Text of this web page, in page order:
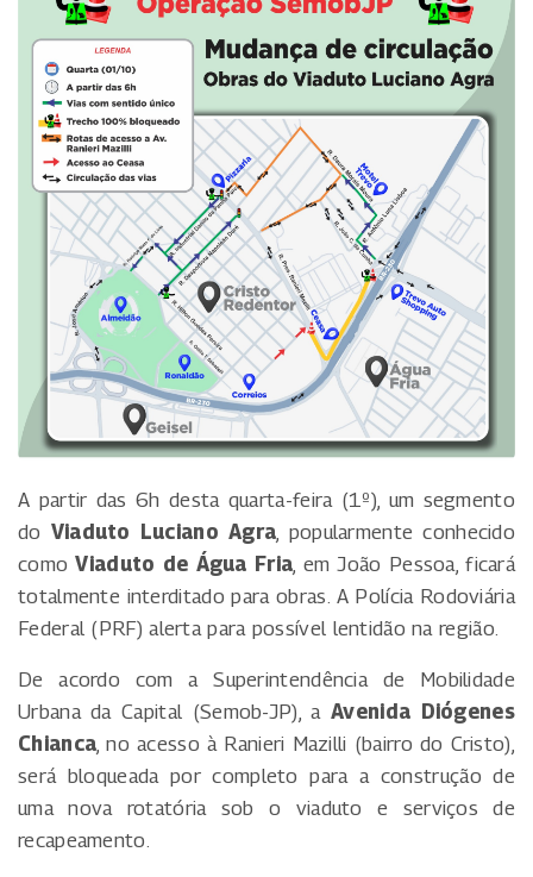
A partir das 6h desta quarta-feira (1º), um segmento
do Viaduto Luciano Agra , popularmente conhecido
comoViaduto de Água Fria , em João Pessoa, ficará
totalmente interditado para obras. A Polícia Rodoviária
Federal (PRF) alerta para possível lentidão na região.
De acordo com a Superintendência de Mobilidade
Urbana da Capital (Semob-JP), aAvenida Diógenes
Chianca , no acesso à Ranieri Mazilli (bairro do Cristo),
será bloqueada por completo para a construção de
uma nova rotatória sob o viaduto e serviços de
recapeamento.